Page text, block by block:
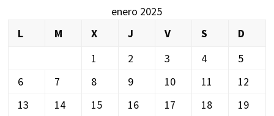
enero 2025
L
M X J V S
D
1
2 3 4
5
6
7 8 9 10 11
12
13
14 15 16 17 18 19